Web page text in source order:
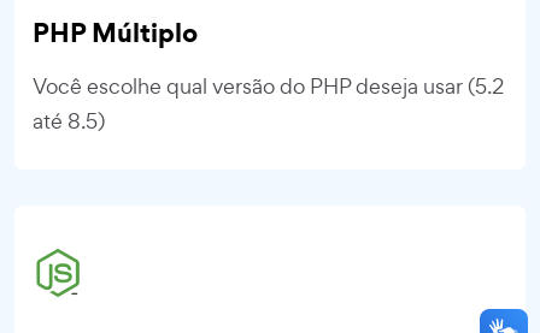
PHP Múltiplo
Você escolhe qual versão do PHP deseja usar (5.2
até 8.5)